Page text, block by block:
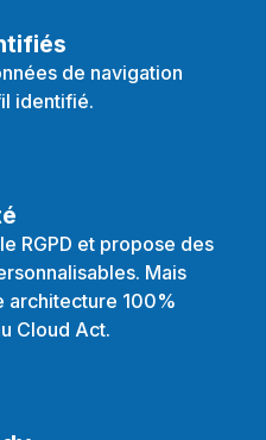
de navigation
identifié.
RGPD et propose des
Mais
architecture 100%
Cloud Act.